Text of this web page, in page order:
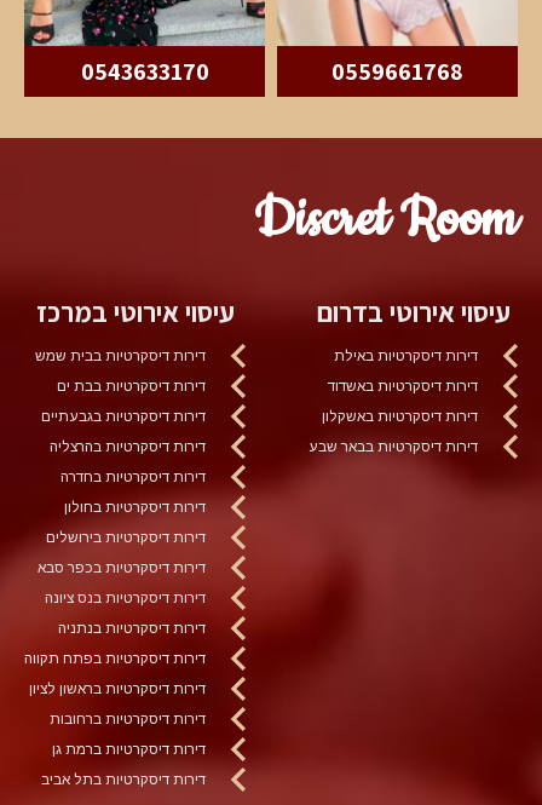
0559661768
0543633170
Discret Room
עיסוי אירוטי בדרום
דירות דיסקרטיות באילת
דירות דיסקרטיות באשדוד
דירות דיסקרטיות באשקלון
דירות דיסקרטיות בבאר שבע
עיסוי אירוטי במרכז
דירות דיסקרטיות בבית שמש
דירות דיסקרטיות בבת ים
דירות דיסקרטיות בגבעתיים
דירות דיסקרטיות בהרצליה
דירות דיסקרטיות בחדרה
דירות דיסקרטיות בחולון
דירות דיסקרטיות בירושלים
דירות דיסקרטיות בכפר סבא
דירות דיסקרטיות בנס ציונה
דירות דיסקרטיות בנתניה
דירות דיסקרטיות בפתח תקווה
דירות דיסקרטיות בראשון לציון
דירות דיסקרטיות ברחובות
דירות דיסקרטיות ברמת גן
דירות דיסקרטיות בתל אביב